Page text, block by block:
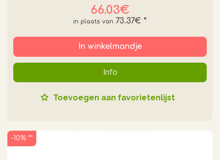
66.03€
73.37€ *
In winkelmandje
Info
Toevoegen aan favorietenlijst
-10% **